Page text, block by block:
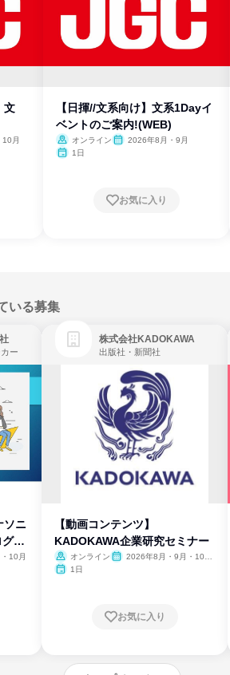
文
月
【日揮//文系向け】文系1Dayイ
ベントのご案内!(WEB)
オンライン
2026年8月・9月
1日
お気に入り
いる募集
ー
ソニ
ラ
10月
株式会社KADOKAWA
出版社・新聞社
【動画コンテンツ】
KADOKAWA企業研究セミナー
オンライン
2026年8月・9月・10
1日
お気に入り